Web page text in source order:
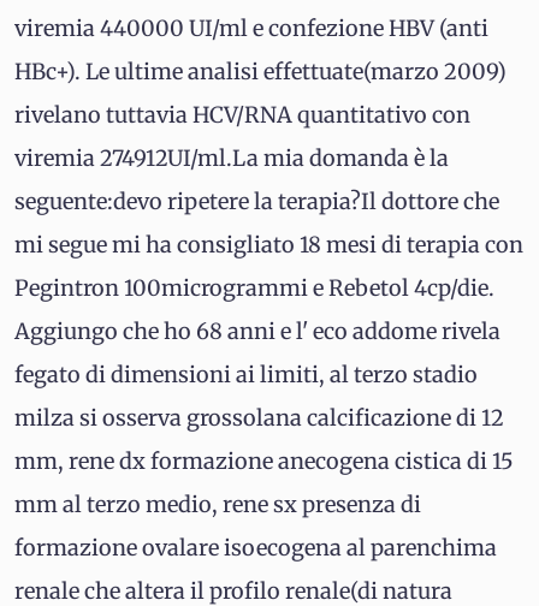
viremia 440000 UI/ml e confezione HBV (anti
HBc+). Le ultime analisi effettuate(marzo 2009)
rivelano tuttavia HCV/RNA quantitativo con
viremia 274912UI/ml.La mia domanda è la
seguente:devo ripetere la terapia?Il dottore che
mi segue mi ha consigliato 18 mesi di terapia con
Pegintron 100microgrammi e Rebetol 4cp/die.
Aggiungo che ho 68 anni e l' eco addome rivela
fegato di dimensioni ai limiti, al terzo stadio
milza si osserva grossolana calcificazione di 12
mm, rene dx formazione anecogena cistica di 15
mm al terzo medio, rene sx presenza di
formazione ovalare isoecogena al parenchima
renale che altera il profilo renale(di natura